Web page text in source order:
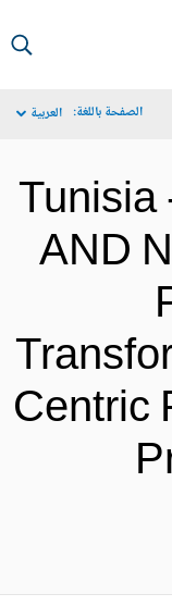
الصفحة باللغة: العربية
AND